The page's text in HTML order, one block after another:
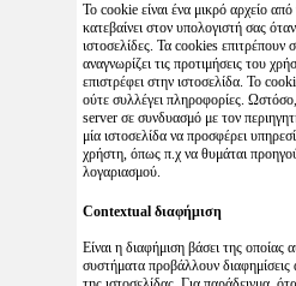
Το cookie είναι ένα μικρό αρχείο
κατεβαίνει στον υπολογιστή σας
ιστοσελίδες. Τα cookies επιτρέπουν
αναγνωρίζει τις προτιμήσεις του
επιστρέφει στην ιστοσελίδα. Το
ούτε συλλέγει πληροφορίες.
server σε συνδυασμό με τον
μία ιστοσελίδα να προσφέρει
χρήστη, όπως π.χ να θυμάται
λογαριασμού.
Contextual διαφήμιση
Είναι η διαφήμιση βάσει της οποίας
συστήματα προβάλλουν διαφημίσεις